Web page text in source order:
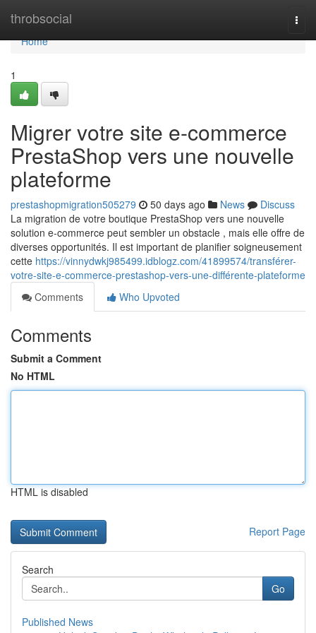
throbsocial
Home
Home
1
Migrer votre site e-commerce
PrestaShop vers une nouvelle
plateforme
prestashopmigration505279 50 days ago News
Discuss
La migration de votre boutique PrestaShop vers une nouvelle
solution e-commerce peut sembler un obstacle , mais elle offre de
diverses opportunités. Il est important de planifier soigneusement
cette https://vinnydwkj985499.idblogz.com/41899574/transférer-
votre-site-e-commerce-prestashop-vers-une-différente-plateforme
Comments
Who Upvoted
Comments
Submit a Comment
No HTML
HTML is disabled
Report Page
Search
Go
Published News